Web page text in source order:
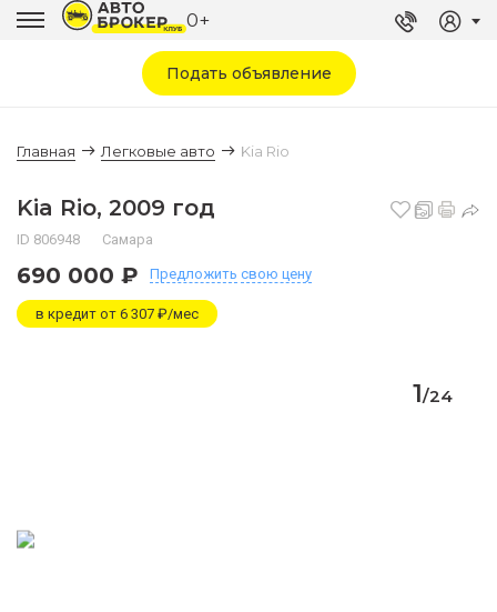
0+
Подать объявление
Главная Легковые авто Kia Rio
Kia Rio, 2009 год
ID 806948 Самара
690 000 ₽ Предложить свою цену
в кредит от 6 307 ₽/мес
1/24